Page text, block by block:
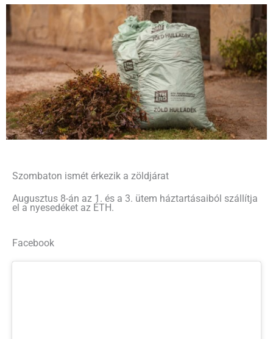
Szombaton ismét érkezik a zöldjárat
Augusztus 8-án az 1. és a 3. ütem háztartásaiból szállítja
el a nyesedéket az ÉTH.
Facebook